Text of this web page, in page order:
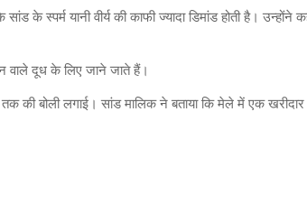
के स्पर्म यानी वीर्य की काफी ज्यादा डिमांड होती है। उन्होंने
वाले दूध के लिए जाने जाते हैं।
की बोली लगाई। सांड मालिक ने बताया कि मेले में एक